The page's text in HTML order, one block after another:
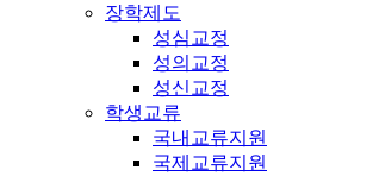
장학제도
성심교정
성의교정
성신교정
학생교류
국내교류지원
국제교류지원